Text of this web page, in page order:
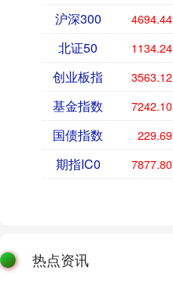
沪深300 4694.44
北证50 1134.24
创业板指 3563.12
基金指数 7242.10
国债指数 229.69
期指IC0 7877.80
热点资讯